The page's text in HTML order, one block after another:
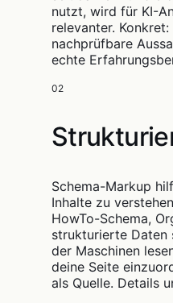
nutzt, wird für KI-
relevanter.
nachprüfbare
echte
02
Schema-Markup
Inhalte zu
HowTo-Schema,
strukturierte Daten
der Maschinen
deine Seite
als Quelle. Details